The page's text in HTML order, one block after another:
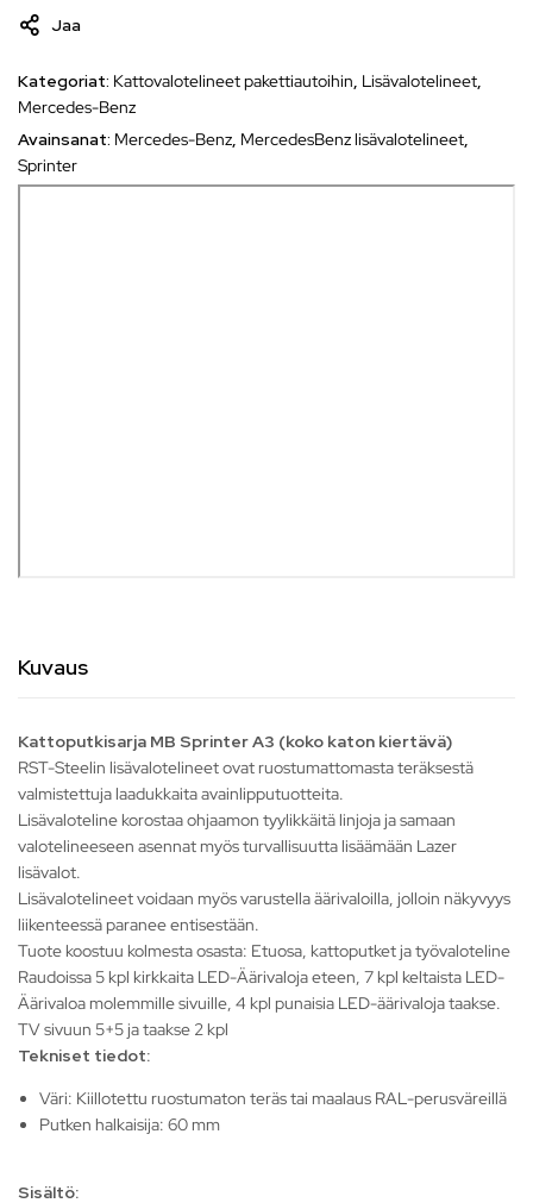
Jaa
Kategoriat: Kattovalotelineet pakettiautoihin, Lisävalotelineet,
Mercedes-Benz
Avainsanat: Mercedes-Benz, MercedesBenz lisävalotelineet,
Sprinter
Kuvaus
Kattoputkisarja MB Sprinter A3 (koko katon kiertävä)
RST-Steelin lisävalotelineet ovat ruostumattomasta teräksestä
valmistettuja laadukkaita avainlipputuotteita.
Lisävaloteline korostaa ohjaamon tyylikkäitä linjoja ja samaan
valotelineeseen asennat myös turvallisuutta lisäämään Lazer
lisävalot.
Lisävalotelineet voidaan myös varustella äärivaloilla, jolloin näkyvyys
liikenteessä paranee entisestään.
Tuote koostuu kolmesta osasta: Etuosa, kattoputket ja työvaloteline
Raudoissa 5 kpl kirkkaita LED-Äärivaloja eteen, 7 kpl keltaista LED-
Äärivaloa molemmille sivuille, 4 kpl punaisia LED-äärivaloja taakse.
TV sivuun 5+5 ja taakse 2 kpl
Tekniset tiedot:
Väri: Kiillotettu ruostumaton teräs tai maalaus RAL-perusväreillä
Putken halkaisija: 60 mm
Sisältö: